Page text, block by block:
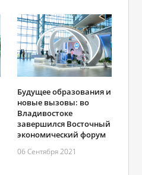
Будущее образования и
новые вызовы: во
Владивостоке
завершился Восточный
экономический форум
06 Сентября 2021